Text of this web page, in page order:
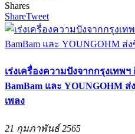
Shares
ShareTweet
เร่งเครื่องความปังจากกรุงเทพ
BamBam และ YOUNGOHM ส่
เพลง
21 กุมภาพันธ์ 2565